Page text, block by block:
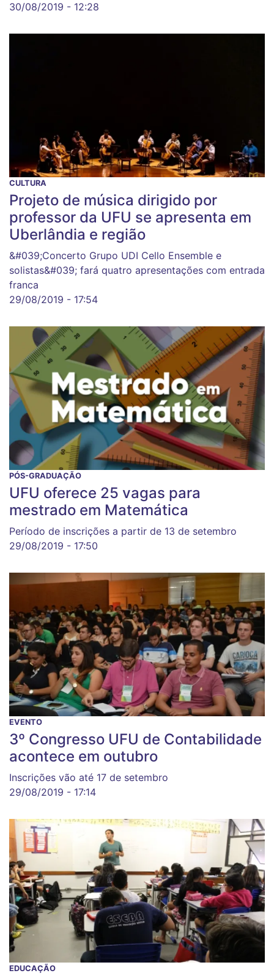
30/08/2019 - 12:28
CULTURA
Projeto de música dirigido por
professor da UFU se apresenta em
Uberlândia e região
&#039;Concerto Grupo UDI Cello Ensemble e
solistas&#039; fará quatro apresentações com entrada
franca
29/08/2019 - 17:54
PÓS-GRADUAÇÃO
UFU oferece 25 vagas para
mestrado em Matemática
Período de inscrições a partir de 13 de setembro
29/08/2019 - 17:50
EVENTO
3º Congresso UFU de Contabilidade
acontece em outubro
Inscrições vão até 17 de setembro
29/08/2019 - 17:14
EDUCAÇÃO